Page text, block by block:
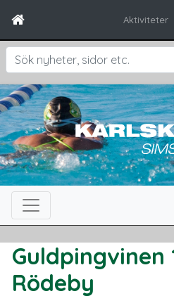
Aktiviteter
Guldpingvinen
Rödeby